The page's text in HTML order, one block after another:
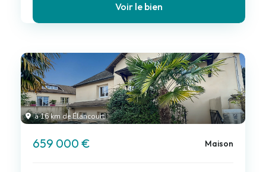
Voir le bien
à 16 km de Élancourt
659 000 € Maison